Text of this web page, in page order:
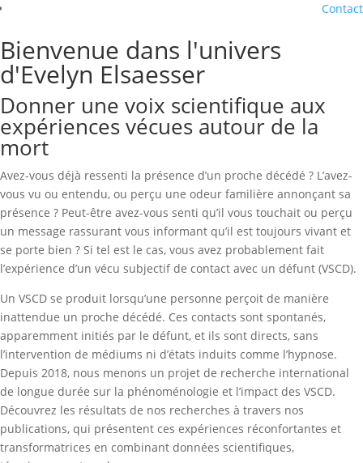
Contact
Bienvenue dans l'univers
d'Evelyn Elsaesser
Donner une voix scientifique aux
expériences vécues autour de la
mort
Avez-vous déjà ressenti la présence d’un proche décédé ? L’avez-
vous vu ou entendu, ou perçu une odeur familière annonçant sa
présence ? Peut-être avez-vous senti qu’il vous touchait ou perçu
un message rassurant vous informant qu’il est toujours vivant et
se porte bien ? Si tel est le cas, vous avez probablement fait
l’expérience d’un vécu subjectif de contact avec un défunt (VSCD).
Un VSCD se produit lorsqu’une personne perçoit de manière
inattendue un proche décédé. Ces contacts sont spontanés,
apparemment initiés par le défunt, et ils sont directs, sans
l’intervention de médiums ni d’états induits comme l’hypnose.
Depuis 2018, nous menons un projet de recherche international
de longue durée sur la phénoménologie et l’impact des VSCD.
Découvrez les résultats de nos recherches à travers nos
publications, qui présentent ces expériences réconfortantes et
transformatrices en combinant données scientifiques,